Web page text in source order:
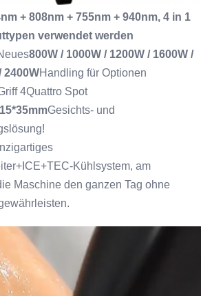
+ 808nm + 755nm + 940nm, 4 in 1
verwendet werden
800W / 1000W / 1200W / 1600W /
2400WHandling für Optionen
4Quattro Spot
Gesichts- und
Kühlsystem, am
Maschine den ganzen Tag ohne